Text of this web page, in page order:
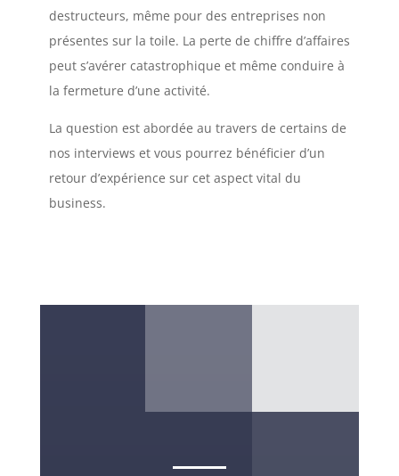
destructeurs, même pour des entreprises non
présentes sur la toile. La perte de chiffre d’affaires
peut s’avérer catastrophique et même conduire à
la fermeture d’une activité.
La question est abordée au travers de certains de
nos interviews et vous pourrez bénéficier d’un
retour d’expérience sur cet aspect vital du
business.